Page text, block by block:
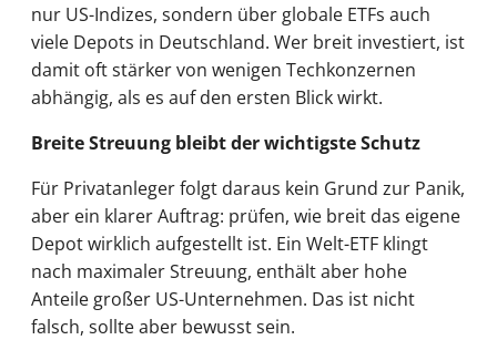
nur US-Indizes, sondern über globale ETFs auch
viele Depots in Deutschland. Wer breit investiert, ist
damit oft stärker von wenigen Techkonzernen
abhängig, als es auf den ersten Blick wirkt.
Breite Streuung bleibt der wichtigste Schutz
Für Privatanleger folgt daraus kein Grund zur Panik,
aber ein klarer Auftrag: prüfen, wie breit das eigene
Depot wirklich aufgestellt ist. Ein Welt-ETF klingt
nach maximaler Streuung, enthält aber hohe
Anteile großer US-Unternehmen. Das ist nicht
falsch, sollte aber bewusst sein.